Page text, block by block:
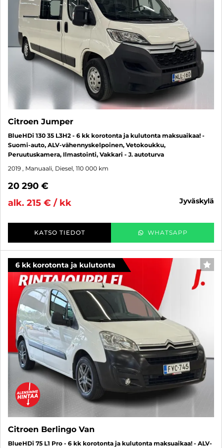
Citroen Jumper
BlueHDi 130 35 L3H2 - 6 kk korotonta ja kulutonta maksuaikaa! -
Suomi-auto, ALV-vähennyskelpoinen, Vetokoukku,
Peruutuskamera, Ilmastointi, Vakkari - J. autoturva
2019 , Manuaali, Diesel, 110 000 km
20 290 €
alk. 215 € / kk
jyväskylä
KATSO TIEDOT WHATSAPP
6 kk korotonta ja kulutonta
Citroen Berlingo Van
BlueHDi 75 L1 Pro - 6 kk korotonta ja kulutonta maksuaikaa! - ALV-